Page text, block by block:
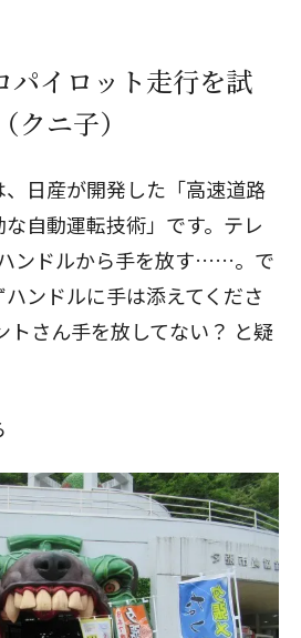
パイロット走行を試
クニ子）
日産が開発した「高速道路
自動運転技術」です。テレ
ンドルから手を放す……。で
ンドルに手は添えてくださ
トさん手を放してない？ と疑